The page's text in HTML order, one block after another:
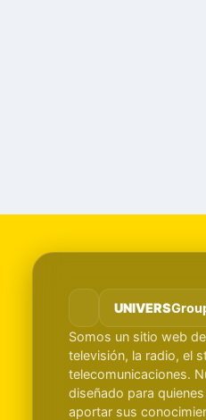
UNIVERS
Somos un sitio web
televisión, la radio, el
telecomunicaciones.
diseñado para
aportar sus